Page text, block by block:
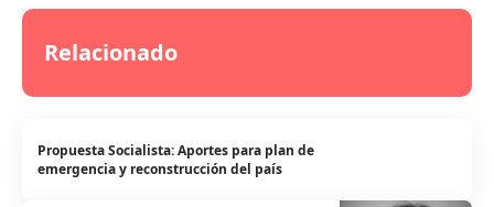
Relacionado
Propuesta Socialista: Aportes para plan de
emergencia y reconstrucción del país